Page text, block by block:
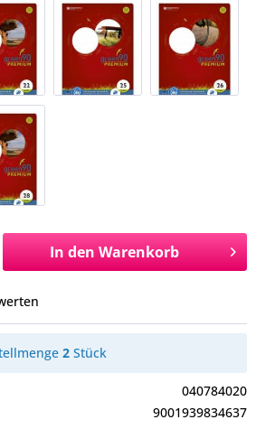
In den Warenkorb
2 Stück
040784020
9001939834637